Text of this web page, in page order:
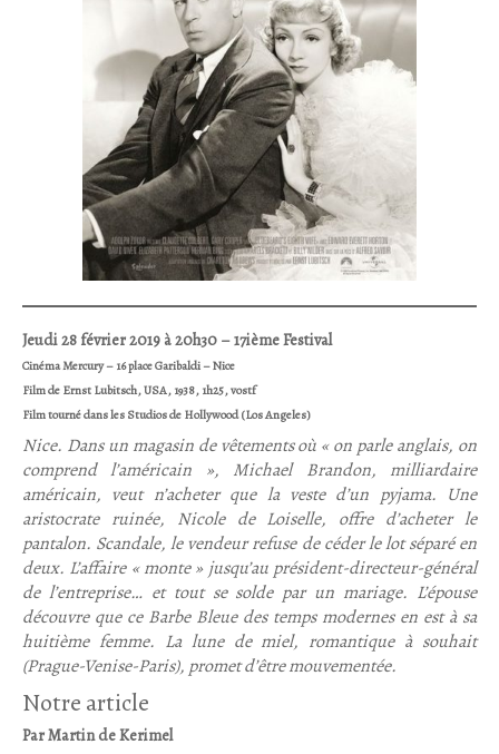
Jeudi 28 février 2019 à 20h30 – 17ième Festival
Cinéma Mercury – 16 place Garibaldi – Nice
Film de Ernst Lubitsch, USA, 1938, 1h25, vostf
Film tourné dans les Studios de Hollywood (Los Angeles)
Nice. Dans un magasin de vêtements où « on parle anglais, on
comprend l’américain », Michael Brandon, milliardaire
américain, veut n’acheter que la veste d’un pyjama. Une
aristocrate ruinée, Nicole de Loiselle, offre d’acheter le
pantalon. Scandale, le vendeur refuse de céder le lot séparé en
deux. L’affaire « monte » jusqu’au président-directeur-général
de l’entreprise… et tout se solde par un mariage. L’épouse
découvre que ce Barbe Bleue des temps modernes en est à sa
huitième femme. La lune de miel, romantique à souhait
(Prague-Venise-Paris), promet d’être mouvementée.
Notre article
Par Martin de Kerimel